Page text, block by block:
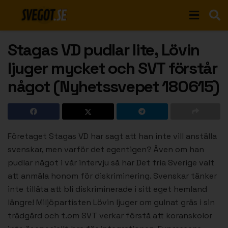
Stagas VD pudlar lite, Lövin
ljuger mycket och SVT förstår
något (Nyhetssvepet 180615)
Företaget Stagas VD har sagt att han inte vill anställa
svenskar, men varför det egentigen? Även om han
pudlar något i vår intervju så har Det fria Sverige valt
att anmäla honom för diskriminering. Svenskar tänker
inte tillåta att bli diskriminerade i sitt eget hemland
längre! Miljöpartisten Lövin ljuger om gulnat gräs i sin
trädgård och t.om SVT verkar förstå att koranskolor